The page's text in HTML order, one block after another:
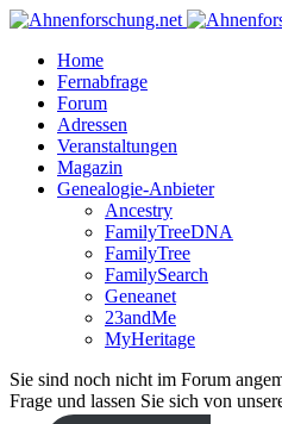
Home
Fernabfrage
Forum
Adressen
Veranstaltungen
Magazin
Genealogie-Anbieter
Ancestry
FamilyTreeDNA
FamilyTree
FamilySearch
Geneanet
23andMe
MyHeritage
Sie sind noch nicht im Forum
Frage und lassen Sie sich von